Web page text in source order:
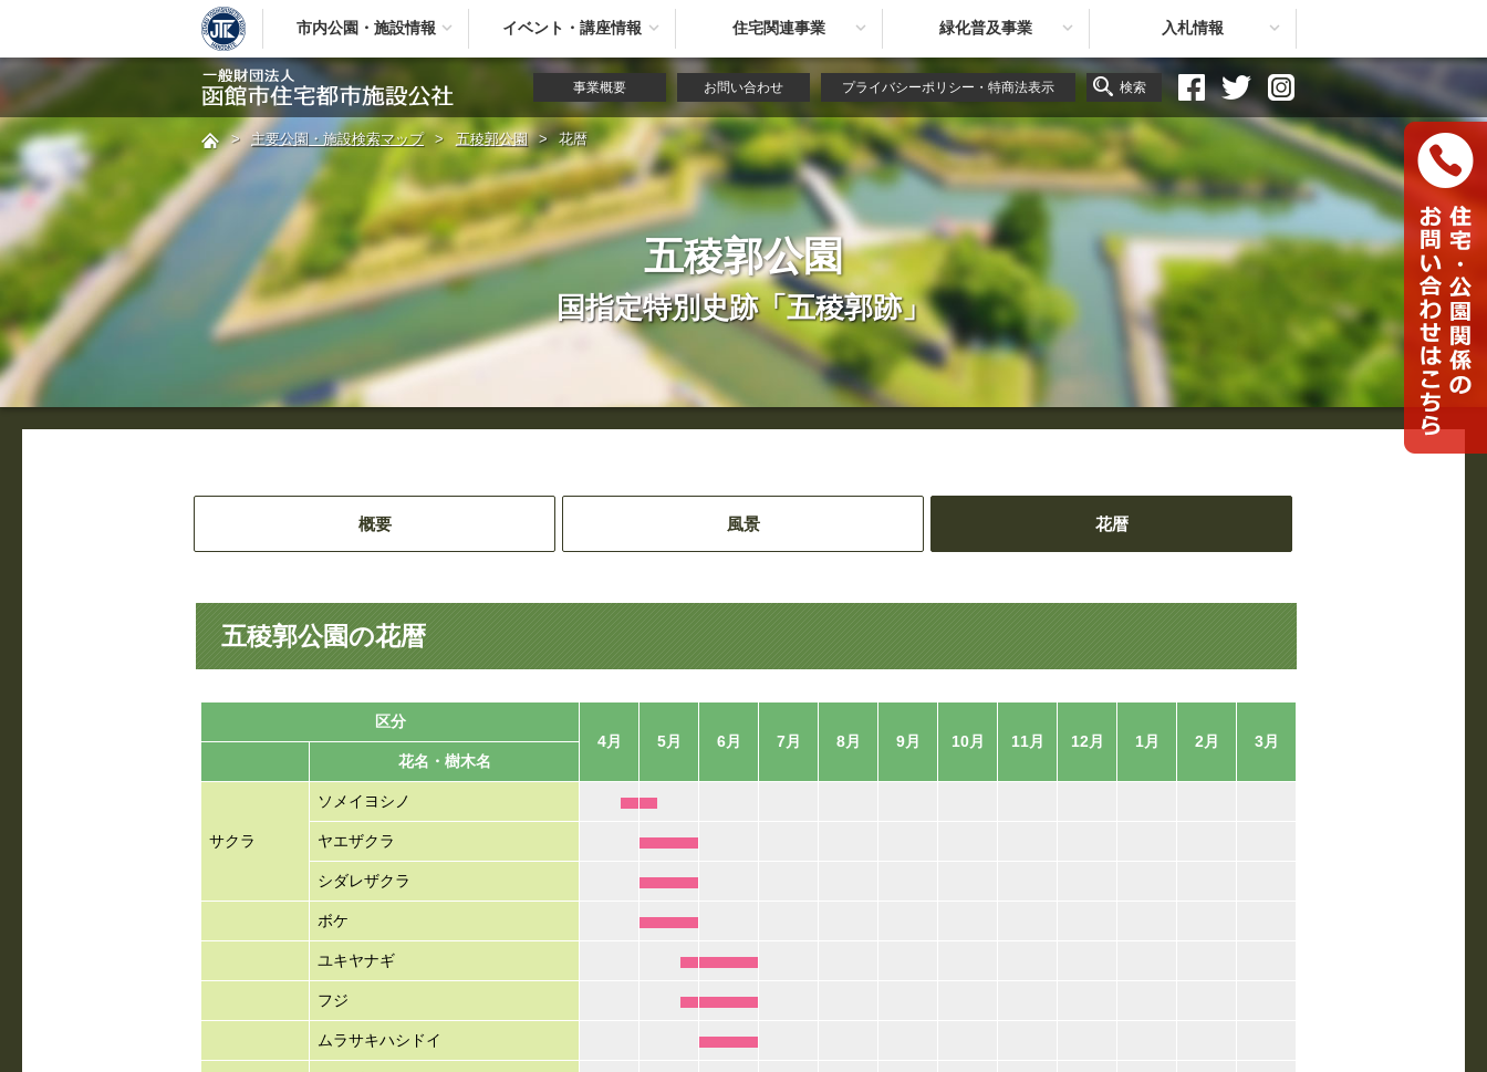
市内公園・施設情報 イベント・講座情報 住宅関連事業 緑化普及事業 入札情報
事業概要 お問い合わせ プライバシーポリシー・特商法表示 検索
> 主要公園・施設検索マップ > 五稜郭公園 > 花暦
五稜郭公園
国指定特別史跡「五稜郭跡」
概要 風景 花暦
五稜郭公園の花暦
区分
4月
5月 6月 7月 8月 9月 10月 11月 12月 1月 2月
3月
花名・樹木名
サクラ
ソメイヨシノ
ヤエザクラ
シダレザクラ
ボケ
ユキヤナギ
フジ
ムラサキハシドイ